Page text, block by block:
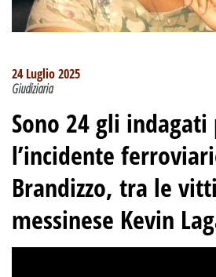
24 Luglio 2025
Giudiziaria
Sono 24 gli indagati
l’incidente
Brandizzo, tra le
messinese Kevin